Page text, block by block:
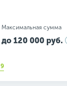
Максимальная сумма
до 120 000 руб.